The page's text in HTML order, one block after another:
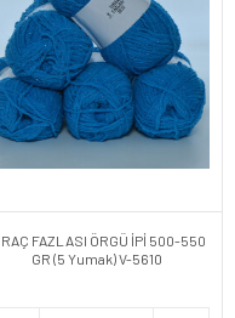
FAZLASI ÖRGÜ İPİ 500-550
GR (5 Yumak) V-5610